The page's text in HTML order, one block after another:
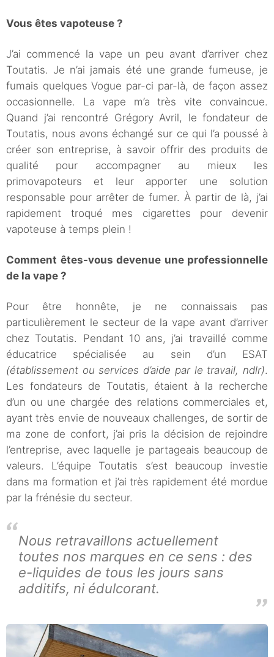
Vous êtes vapoteuse ?
J’ai commencé la vape un peu avant d’arriver chez
Toutatis. Je n’ai jamais été une grande fumeuse, je
fumais quelques Vogue par-ci par-là, de façon assez
occasionnelle. La vape m’a très vite convaincue.
Quand j’ai rencontré Grégory Avril, le fondateur de
Toutatis, nous avons échangé sur ce qui l’a poussé à
créer son entreprise, à savoir offrir des produits de
qualité pour accompagner au mieux les
primovapoteurs et leur apporter une solution
responsable pour arrêter de fumer. À partir de là, j’ai
rapidement troqué mes cigarettes pour devenir
vapoteuse à temps plein !
Comment êtes-vous devenue une professionnelle
de la vape ?
Pour être honnête, je ne connaissais pas
particulièrement le secteur de la vape avant d’arriver
chez Toutatis. Pendant 10 ans, j’ai travaillé comme
éducatrice spécialisée au sein d’un ESAT
(établissement ou services d’aide par le travail, ndlr).
Les fondateurs de Toutatis, étaient à la recherche
d’un ou une chargée des relations commerciales et,
ayant très envie de nouveaux challenges, de sortir de
ma zone de confort, j’ai pris la décision de rejoindre
l’entreprise, avec laquelle je partageais beaucoup de
valeurs. L’équipe Toutatis s’est beaucoup investie
dans ma formation et j’ai très rapidement été mordue
par la frénésie du secteur.
Nous retravaillons actuellement
toutes nos marques en ce sens : des
e-liquides de tous les jours sans
additifs, ni édulcorant.